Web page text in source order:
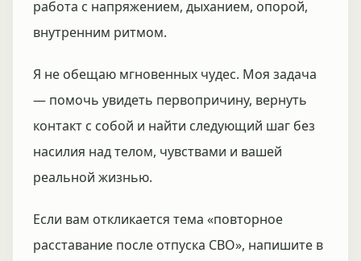
работа с напряжением, дыханием, опорой,
внутренним ритмом.
Я не обещаю мгновенных чудес. Моя задача
— помочь увидеть первопричину, вернуть
контакт с собой и найти следующий шаг без
насилия над телом, чувствами и вашей
реальной жизнью.
Если вам откликается тема «повторное
расставание после отпуска СВО», напишите в